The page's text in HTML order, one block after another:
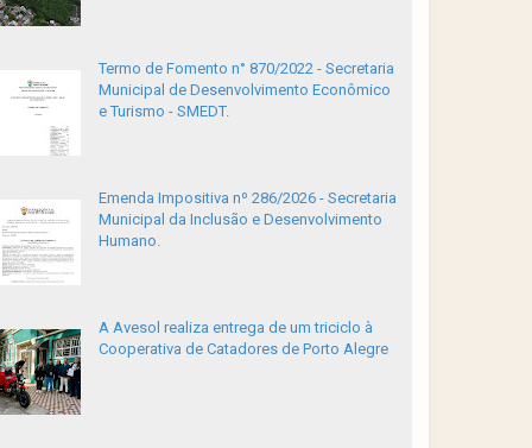
Termo de Fomento n° 870/2022 - Secretaria
Municipal de Desenvolvimento Econômico
e Turismo - SMEDT.
Emenda Impositiva nº 286/2026 - Secretaria
Municipal da Inclusão e Desenvolvimento
Humano.
A Avesol realiza entrega de um triciclo à
Cooperativa de Catadores de Porto Alegre